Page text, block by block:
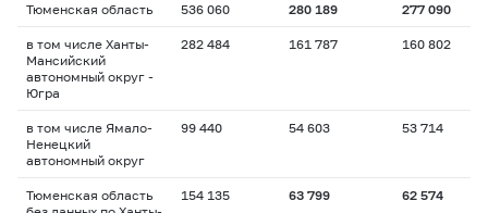
Тюменская область 536 060 280 189 277 090
в том числе Ханты-
Мансийский
автономный округ -
Югра
282 484 161 787 160 802
в том числе Ямало-
Ненецкий
автономный округ
99 440 54 603 53 714
Тюменская область
154 135 63 799 62 574